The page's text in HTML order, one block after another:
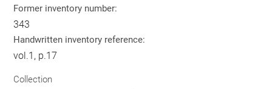
Former inventory number:
343
Handwritten inventory reference:
vol.1, p.17
Collection